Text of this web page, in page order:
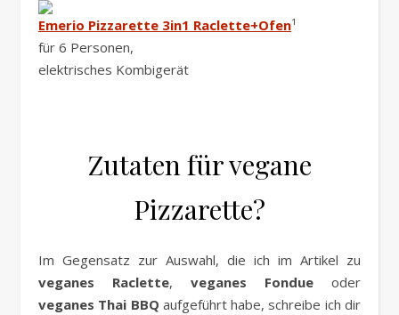
Emerio Pizzarette 3in1 Raclette+Ofen¹
für 6 Personen,
elektrisches Kombigerät
Zutaten für vegane
Pizzarette?
Im Gegensatz zur Auswahl, die ich im Artikel zu
veganes Raclette, veganes Fondue oder
veganes Thai BBQ aufgeführt habe, schreibe ich dir